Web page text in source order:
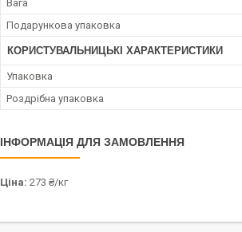
Вага
Подарункова упаковка
КОРИСТУВАЛЬНИЦЬКІ ХАРАКТЕРИСТИКИ
Упаковка
Роздрібна упаковка
ІНФОРМАЦІЯ ДЛЯ ЗАМОВЛЕННЯ
Ціна: 273 ₴/кг